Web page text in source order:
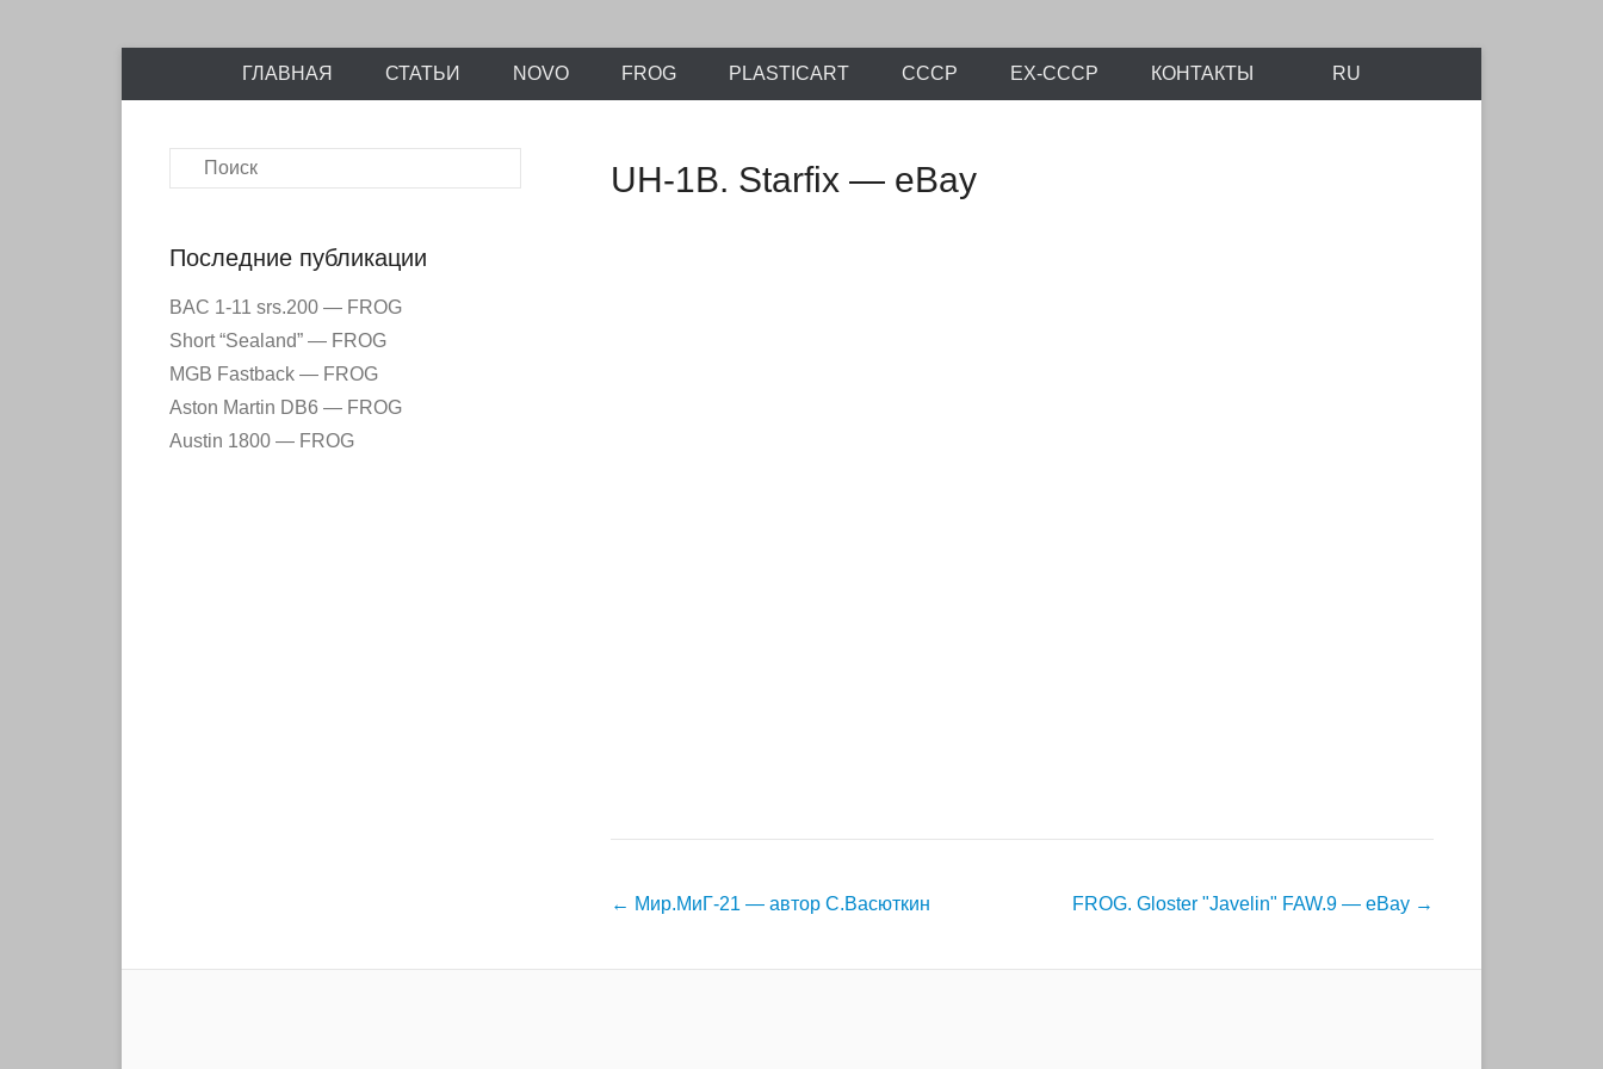
к
Ретро-Модели.Ру
ГЛАВНАЯ СТАТЬИ NOVO FROG PLASTICART СССР EX-СССР КОНТАКТЫ RU
UH-1B. Starfix — eBay
Навигация
записям
← Мир.МиГ-21 — автор С.Васюткин FROG. Gloster "Javelin" FAW.9 — eBay →
Поиск
Последние публикации
BAC 1-11 srs.200 — FROG
Short “Sealand” — FROG
MGB Fastback — FROG
Aston Martin DB6 — FROG
Austin 1800 — FROG